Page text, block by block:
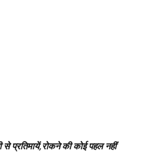
से प्रतिमायें,रोकने की कोई पहल नहीं